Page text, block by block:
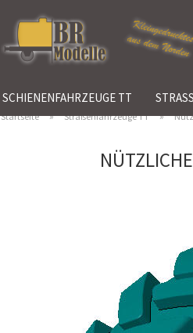
SCHIENENFAHRZEUGE TT
Schienenfahrzeuge H0 anzeigen
Startseite » Straßenfahrzeuge TT »